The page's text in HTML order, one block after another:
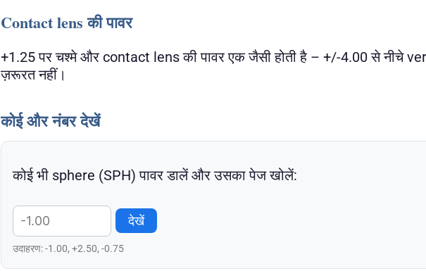
Contact lens की पावर
+1.25 पर चश्मे और contact lens की पावर एक जैसी होती है – +/-4.00 से नीचे
ज़रूरत नहीं।
कोई और नंबर देखें
कोई भी sphere (SPH) पावर डालें और उसका पेज खोलें:
देखें
उदाहरण: -1.00, +2.50, -0.75